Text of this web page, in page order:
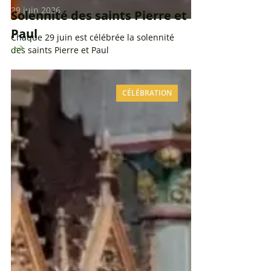
29 juin 2026
Solennité des saints Pierre et
Paul
Chaque 29 juin est célébrée la solennité
des saints Pierre et Paul
CÉLÉBRATION